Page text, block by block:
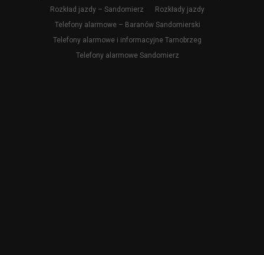
Rozkład jazdy – Sandomierz
Rozkłady jazdy
Telefony alarmowe – Baranów Sandomierski
Telefony alarmowe i informacyjne Tarnobrzeg
Telefony alarmowe Sandomierz